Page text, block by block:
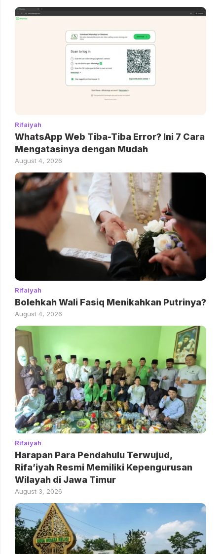
Rifaiyah
WhatsApp Web Tiba-Tiba Error? Ini 7 Cara
Mengatasinya dengan Mudah
August 4, 2026
Rifaiyah
Bolehkah Wali Fasiq Menikahkan Putrinya?
August 4, 2026
Rifaiyah
Harapan Para Pendahulu Terwujud,
Rifa’iyah Resmi Memiliki Kepengurusan
Wilayah di Jawa Timur
August 3, 2026